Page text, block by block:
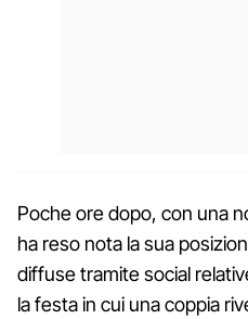
Poche ore dopo, con una
ha reso nota la sua
diffuse tramite social
la festa in cui una coppia